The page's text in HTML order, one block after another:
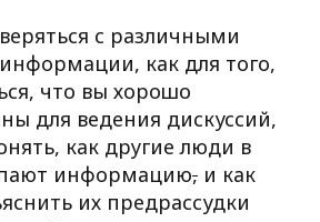
с различными
как для того,
что вы хорошо
для ведения дискуссий,
как другие люди в
информацию, и как
их предрассудки